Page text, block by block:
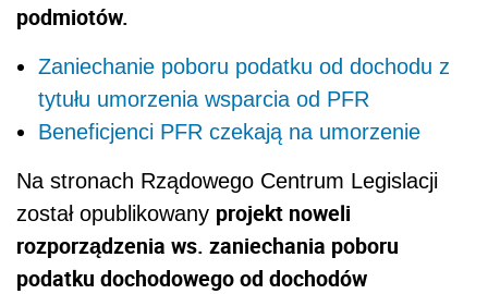
podmiotów.
Zaniechanie poboru podatku od dochodu z
tytułu umorzenia wsparcia od PFR
Beneficjenci PFR czekają na umorzenie
Na stronach Rządowego Centrum Legislacji
został opublikowany projekt noweli
rozporządzenia ws. zaniechania poboru
podatku dochodowego od dochodów